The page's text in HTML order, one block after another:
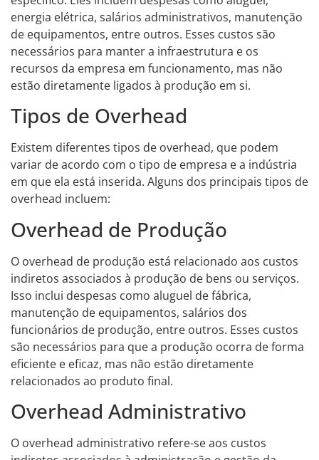
energia elétrica, salários administrativos, manutenção
de equipamentos, entre outros. Esses custos são
necessários para manter a infraestrutura e os
recursos da empresa em funcionamento, mas não
estão diretamente ligados à produção em si.
Tipos de Overhead
Existem diferentes tipos de overhead, que podem
variar de acordo com o tipo de empresa e a indústria
em que ela está inserida. Alguns dos principais tipos de
overhead incluem:
Overhead de Produção
O overhead de produção está relacionado aos custos
indiretos associados à produção de bens ou serviços.
Isso inclui despesas como aluguel de fábrica,
manutenção de equipamentos, salários dos
funcionários de produção, entre outros. Esses custos
são necessários para que a produção ocorra de forma
eficiente e eficaz, mas não estão diretamente
relacionados ao produto final.
Overhead Administrativo
O overhead administrativo refere-se aos custos